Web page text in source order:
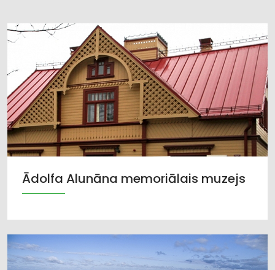
Ādolfa Alunāna memoriālais muzejs